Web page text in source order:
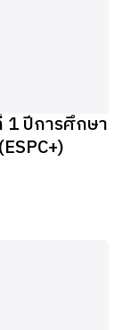
1 ปีการศึกษา